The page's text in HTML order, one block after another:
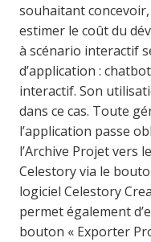
souhaitant
estimer le coût du
à scénario interactif
d’application :
interactif. Son
dans ce cas. Toute
l’application passe
l’Archive Projet vers
Celestory via le
logiciel Celestory
permet également
bouton « Exporter